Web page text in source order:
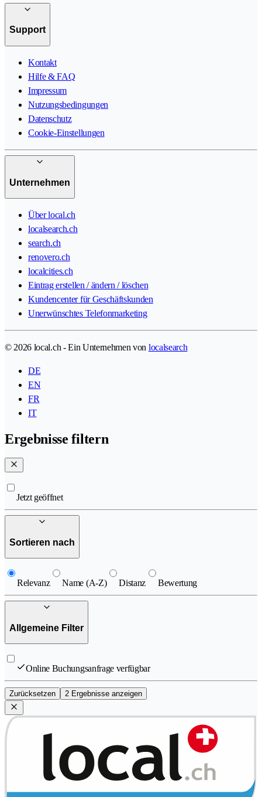
Support
Kontakt
Hilfe & FAQ
Impressum
Nutzungsbedingungen
Datenschutz
Cookie-Einstellungen
Unternehmen
Über local.ch
localsearch.ch
search.ch
renovero.ch
localcities.ch
Eintrag erstellen / ändern / löschen
Kundencenter für Geschäftskunden
Unerwünschtes Telefonmarketing
© 2026 local.ch - Ein Unternehmen von localsearch
DE
EN
FR
IT
Ergebnisse filtern
Jetzt geöffnet
Sortieren nach
Relevanz Name (A-Z) Distanz Bewertung
Allgemeine Filter
Online Buchungsanfrage verfügbar
Zurücksetzen 2 Ergebnisse anzeigen